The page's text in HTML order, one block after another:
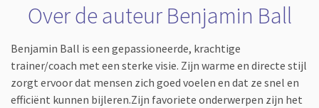
Over de auteur Benjamin Ball
Benjamin Ball is een gepassioneerde, krachtige
trainer/coach met een sterke visie. Zijn warme en directe stijl
zorgt ervoor dat mensen zich goed voelen en dat ze snel en
efficiënt kunnen bijleren.Zijn favoriete onderwerpen zijn het